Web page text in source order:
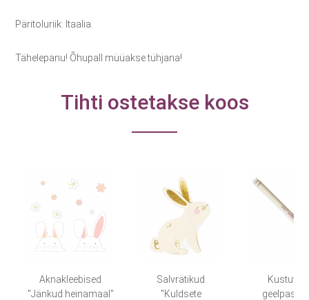
Päritoluriik: Itaalia.
Tähelepanu! Õhupall müüakse tühjana!
Tihti ostetakse koos
Aknakleebised
"Jänkud heinamaal"
Salvrätikud
"Kuldsete